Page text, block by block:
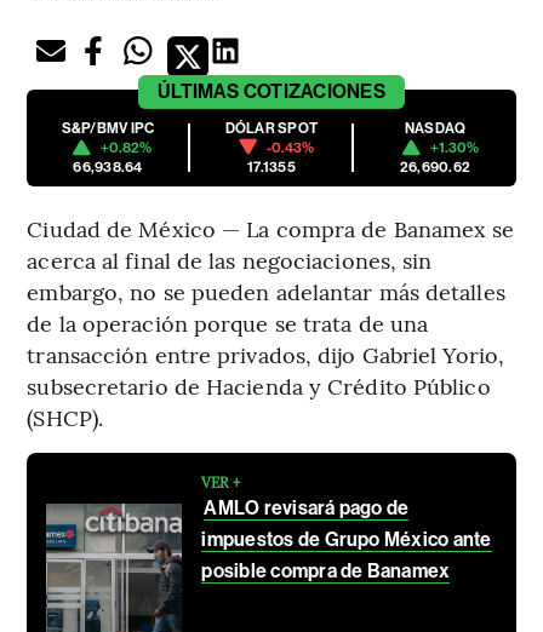
ÚLTIMAS COTIZACIONES
S&P/BMV IPC
+0.82%
66,938.64
DÓLAR SPOT
-0.43%
17.1355
NASDAQ
+1.30%
26,690.62
Ciudad de México — La compra de Banamex se
acerca al final de las negociaciones, sin
embargo, no se pueden adelantar más detalles
de la operación porque se trata de una
transacción entre privados, dijo Gabriel Yorio,
subsecretario de Hacienda y Crédito Público
(SHCP).
VER +
AMLO revisará pago de
impuestos de Grupo México ante
posible compra de Banamex